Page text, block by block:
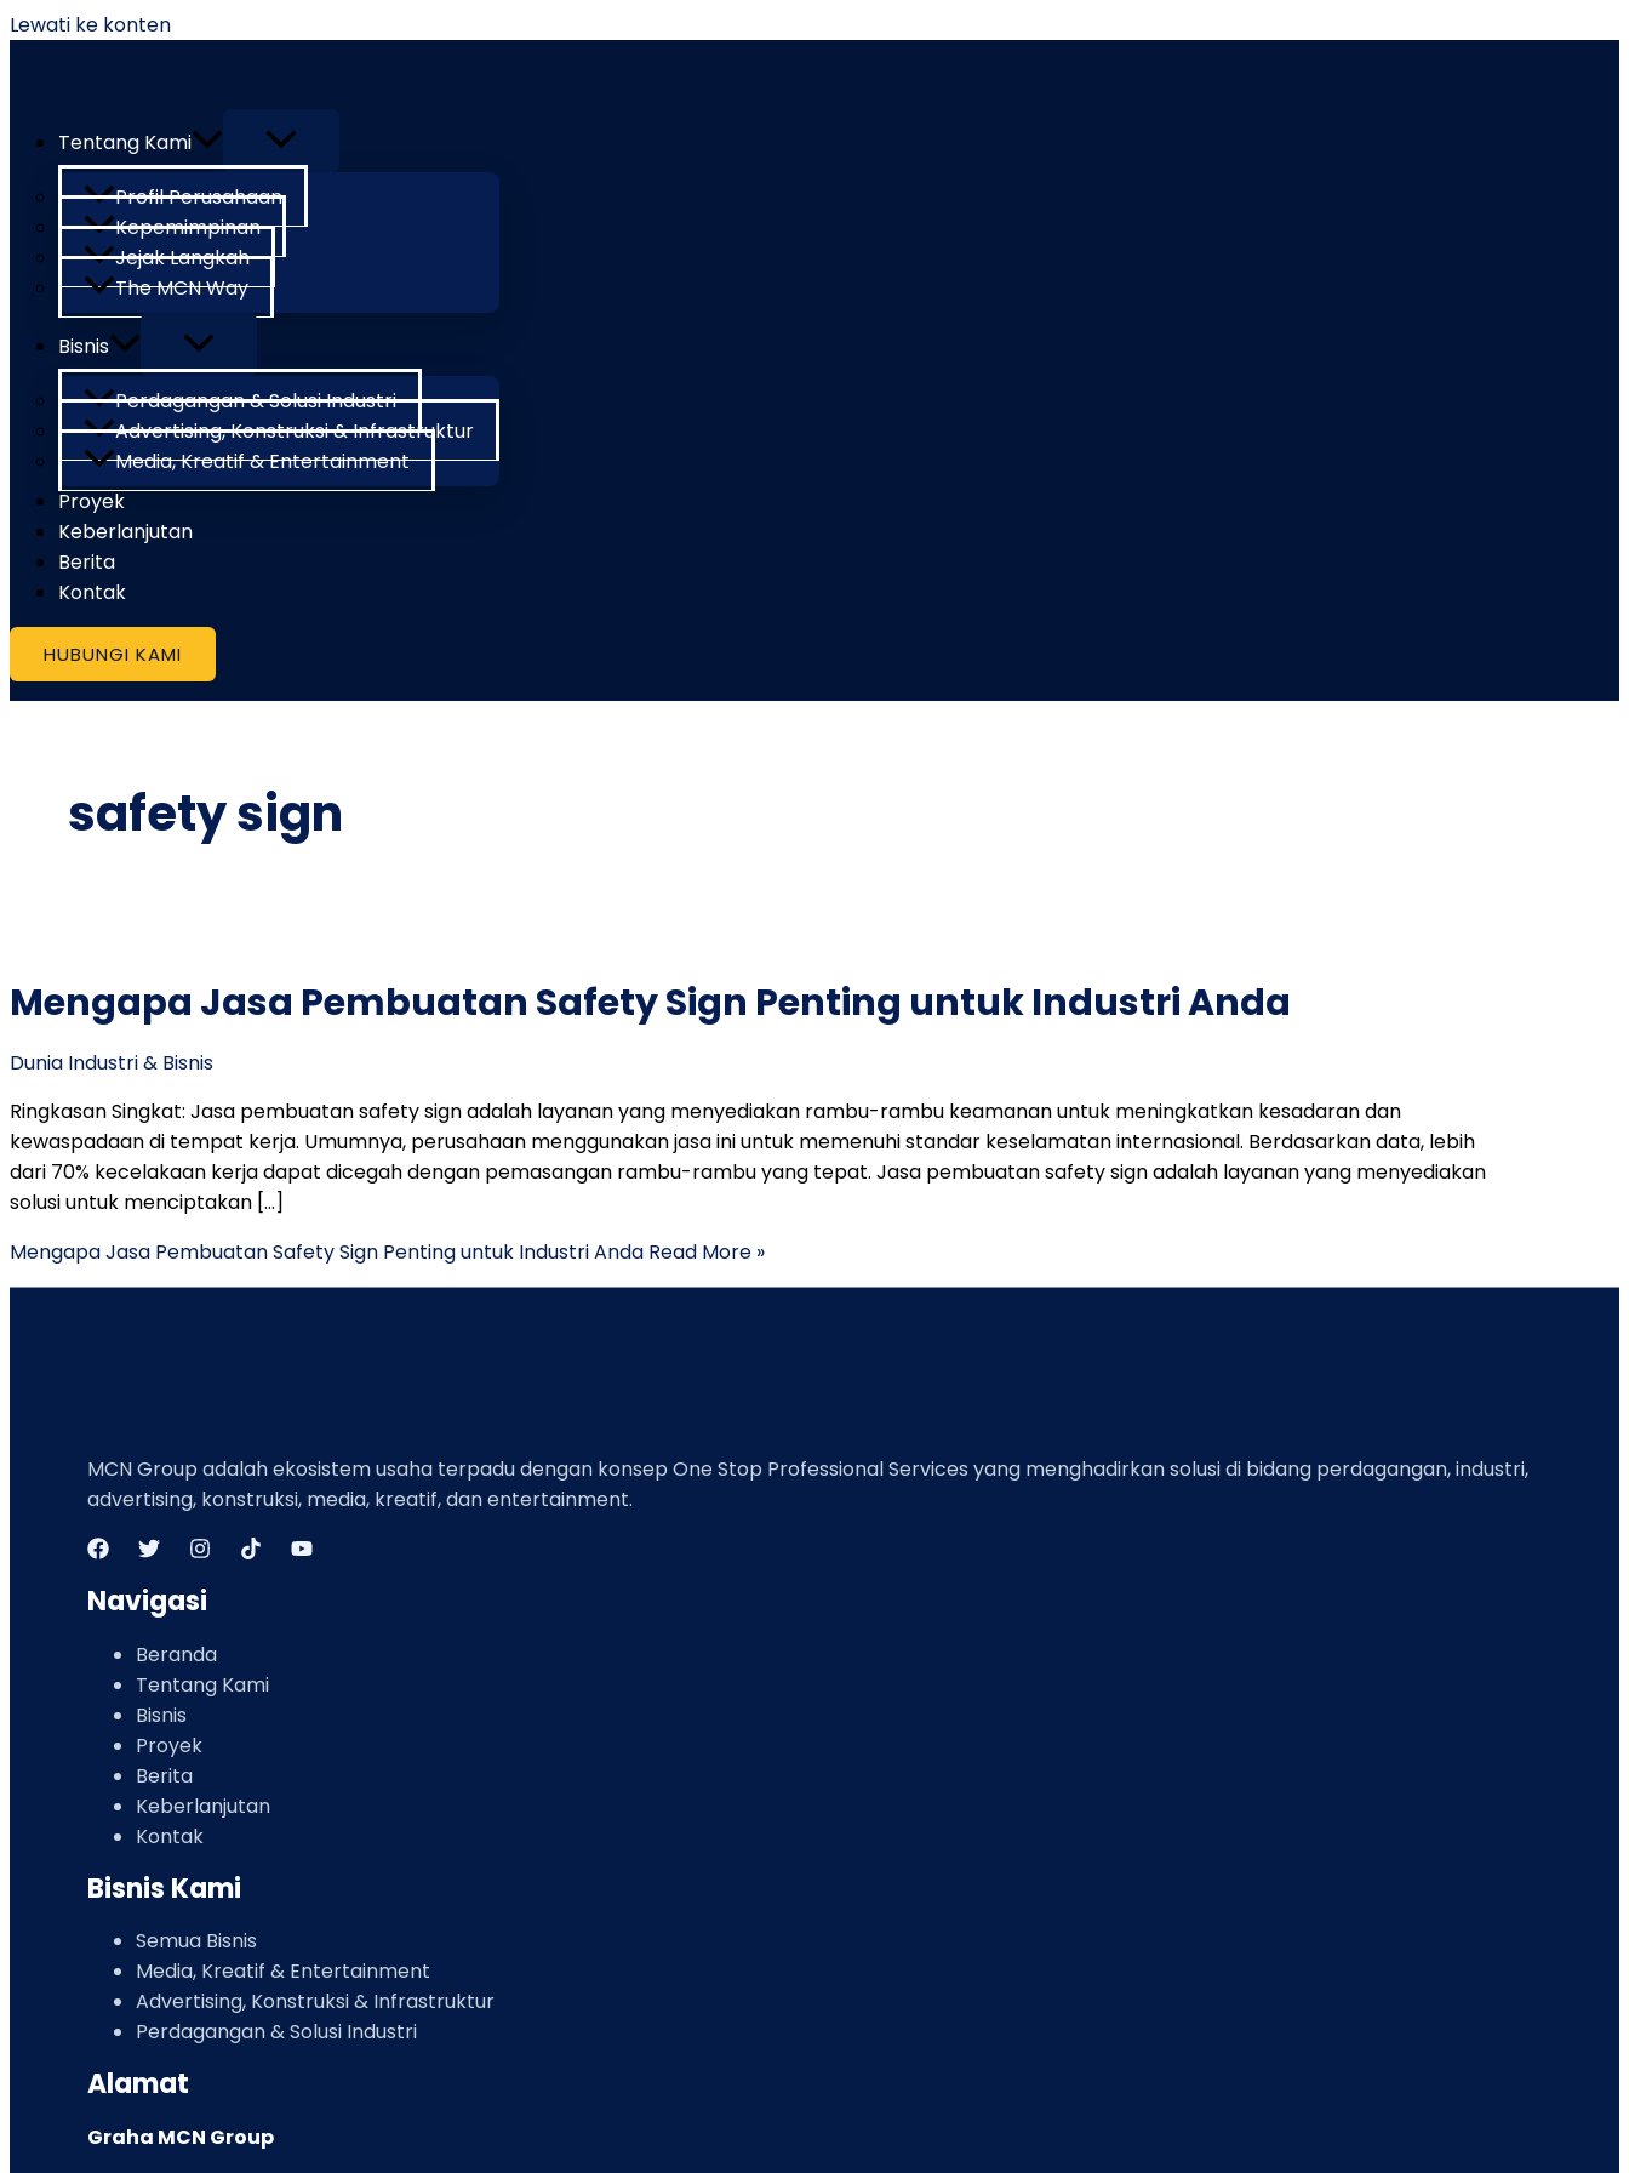
Lewati ke konten
Tentang Kami
Profil Perusahaan
Kepemimpinan
Jejak Langkah
The MCN Way
Bisnis
Perdagangan & Solusi Industri
Advertising, Konstruksi & Infrastruktur
Media, Kreatif & Entertainment
Proyek
Keberlanjutan
Berita
Kontak
HUBUNGI KAMI
safety sign
Mengapa Jasa Pembuatan Safety Sign Penting untuk Industri Anda
Dunia Industri & Bisnis
Ringkasan Singkat: Jasa pembuatan safety sign adalah layanan yang menyediakan rambu-rambu keamanan untuk meningkatkan kesadaran dan
kewaspadaan di tempat kerja. Umumnya, perusahaan menggunakan jasa ini untuk memenuhi standar keselamatan internasional. Berdasarkan data, lebih
dari 70% kecelakaan kerja dapat dicegah dengan pemasangan rambu-rambu yang tepat. Jasa pembuatan safety sign adalah layanan yang menyediakan
solusi untuk menciptakan […]
Mengapa Jasa Pembuatan Safety Sign Penting untuk Industri Anda Read More »
MCN Group adalah ekosistem usaha terpadu dengan konsep One Stop Professional Services yang menghadirkan solusi di bidang perdagangan, industri,
advertising, konstruksi, media, kreatif, dan entertainment.
Navigasi
Beranda
Tentang Kami
Bisnis
Proyek
Berita
Keberlanjutan
Kontak
Bisnis Kami
Semua Bisnis
Media, Kreatif & Entertainment
Advertising, Konstruksi & Infrastruktur
Perdagangan & Solusi Industri
Alamat
Graha MCN Group